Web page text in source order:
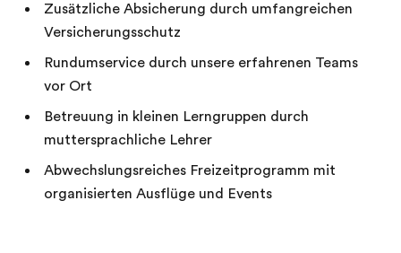
Zusätzliche Absicherung durch umfangreichen
Versicherungsschutz
Rundumservice durch unsere erfahrenen Teams
vor Ort
Betreuung in kleinen Lerngruppen durch
muttersprachliche Lehrer
Abwechslungsreiches Freizeitprogramm mit
organisierten Ausflüge und Events